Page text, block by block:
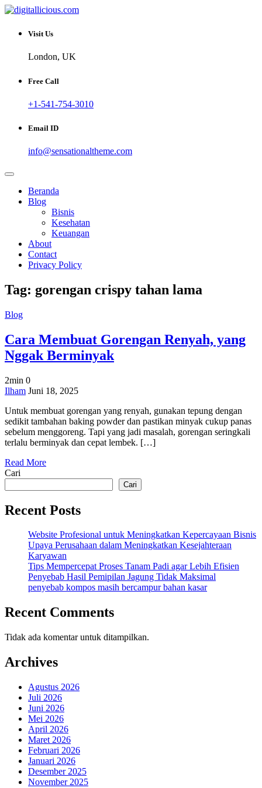
Skip
content
digitallicious.com
Sharing Digital Information
Visit Us
London, UK
Free Call
+1-541-754-3010
Email ID
info@sensationaltheme.com
Beranda
Blog
Bisnis
Kesehatan
Keuangan
About
Contact
Privacy Policy
Tag: gorengan crispy tahan lama
Blog
Cara Membuat Gorengan Renyah, yang
Nggak Berminyak
2min 0
on
Membuat
Gorengan
Renyah,
yang
Berminyak
Ilham Juni 18, 2025
Untuk membuat gorengan yang renyah, gunakan tepung dengan
sedikit tambahan baking powder dan pastikan minyak cukup panas
sebelum menggoreng. Tapi yang jadi masalah, gorengan seringkali
terlalu berminyak dan cepat lembek. […]
Read More
Cari
Cari
Recent Posts
Website Profesional untuk Meningkatkan Kepercayaan Bisnis
Upaya Perusahaan dalam Meningkatkan Kesejahteraan
Karyawan
Tips Mempercepat Proses Tanam Padi agar Lebih Efisien
Penyebab Hasil Pemipilan Jagung Tidak Maksimal
penyebab kompos masih bercampur bahan kasar
Recent Comments
Tidak ada komentar untuk ditampilkan.
Archives
Agustus 2026
Juli 2026
Juni 2026
Mei 2026
April 2026
Maret 2026
Februari 2026
Januari 2026
Desember 2025
November 2025